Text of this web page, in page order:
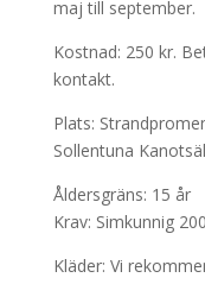
maj till september.
Kostnad: 250 kr.
kontakt.
Plats:
Sollentuna
Åldersgräns: 15 år
Krav: Simkunnig
Kläder: Vi